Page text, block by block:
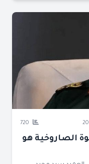
الصاروخية هو